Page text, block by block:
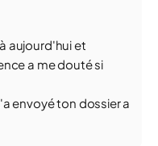
aujourd'hui et
a me douté si
envoyé ton dossier a